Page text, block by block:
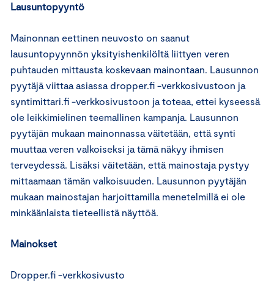
Lausuntopyyntö
Mainonnan eettinen neuvosto on saanut
lausuntopyynnön yksityishenkilöltä liittyen veren
puhtauden mittausta koskevaan mainontaan. Lausunnon
pyytäjä viittaa asiassa dropper.fi -verkkosivustoon ja
syntimittari.fi -verkkosivustoon ja toteaa, ettei kyseessä
ole leikkimielinen teemallinen kampanja. Lausunnon
pyytäjän mukaan mainonnassa väitetään, että synti
muuttaa veren valkoiseksi ja tämä näkyy ihmisen
terveydessä. Lisäksi väitetään, että mainostaja pystyy
mittaamaan tämän valkoisuuden. Lausunnon pyytäjän
mukaan mainostajan harjoittamilla menetelmillä ei ole
minkäänlaista tieteellistä näyttöä.
Mainokset
Dropper.fi -verkkosivusto